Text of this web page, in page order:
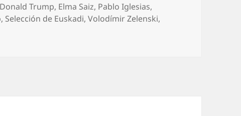
Etiquetas
Donald Trump, Elma Saiz, Pablo Iglesias,
, Selección de Euskadi,Volodímir Zelenski,